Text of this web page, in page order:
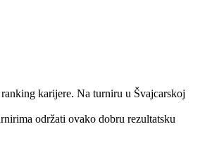
karijere. Na turniru u Švajcarskoj
održati ovako dobru rezultatsku